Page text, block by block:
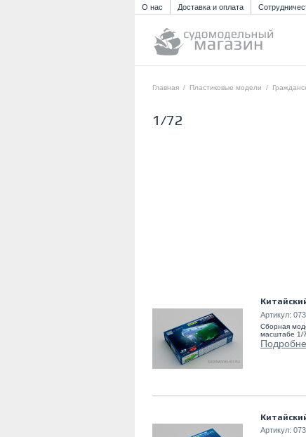
О нас Доставка и оплата
Главная / Пластиковые модели /
1/72
Артикул:
Сборная
масштабе 1/
Артикул: